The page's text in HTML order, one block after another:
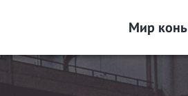
Мир